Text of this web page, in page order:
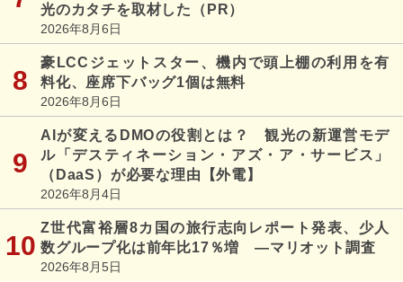
光のカタチを取材した（PR）
2026年8月6日
豪LCCジェットスター、機内で頭上棚の利用を有
料化、座席下バッグ1個は無料
2026年8月6日
AIが変えるDMOの役割とは？ 観光の新運営モデ
ル「デスティネーション・アズ・ア・サービス」
（DaaS）が必要な理由【外電】
2026年8月4日
Z世代富裕層8カ国の旅行志向レポート発表、少人
数グループ化は前年比17％増 ―マリオット調査
2026年8月5日